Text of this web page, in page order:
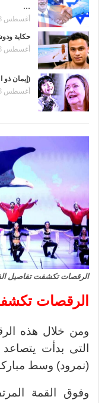
…
أغسطس 8, 2026
حكاية
أغسطس 8, 2026
(إيمان
أغسطس 8, 2026
الرقصات تكشفت تفاصيل
الرقصات
ومن خلال هذه
التى بدأت
(نمرود) وسط
وفوق القمة